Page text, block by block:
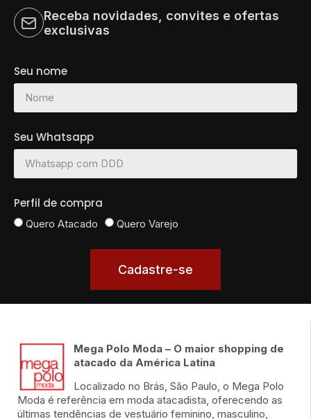
Receba novidades, convites e ofertas
exclusivas
Seu nome
Seu Whatsapp
Perfil de compra
Quero Atacado Quero Varejo
Cadastre-se
Mega Polo Moda – O maior shopping de
atacado da América Latina
Localizado no Brás, São Paulo, o Mega Polo
Moda é referência em moda atacadista, oferecendo as
últimas tendências de vestuário feminino, masculino,